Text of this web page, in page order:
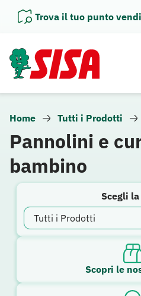
Trova il tuo punto
Home Tutti i Prodotti
Pannolini e
bambino
Scegli
Scopri le